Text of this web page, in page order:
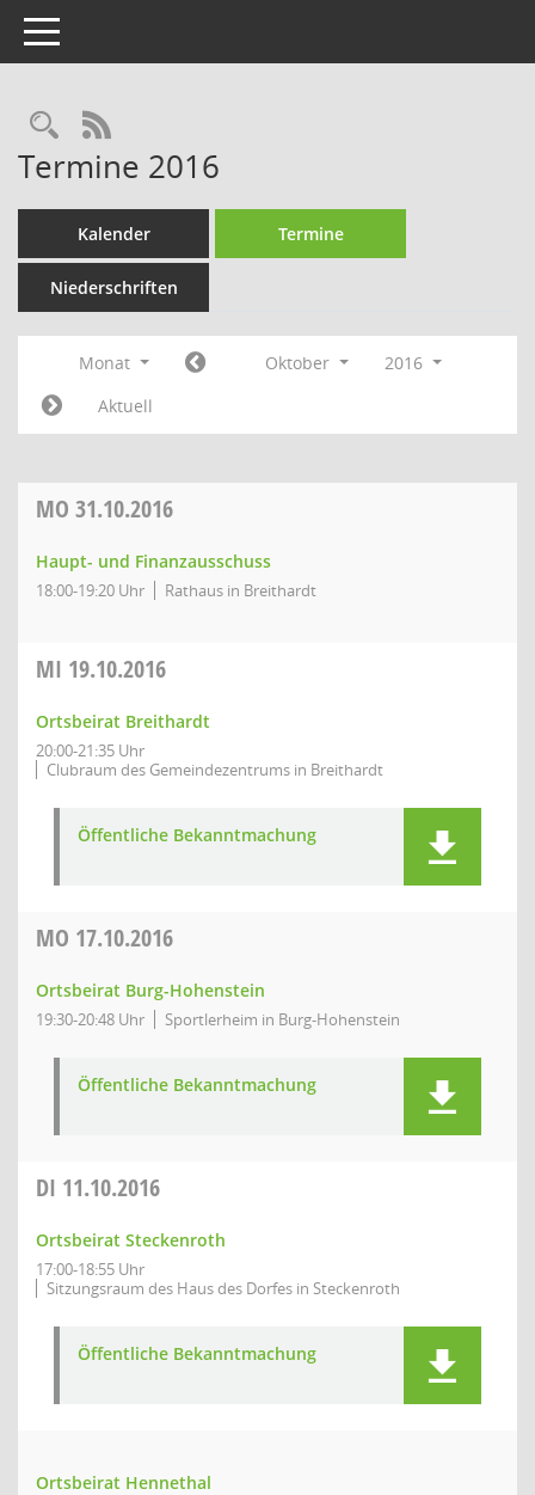
Toggle navigation
Rechercheauswahl
RSS-Feed
Termine 2016
Kalender Termine
Niederschriften
Monat Oktober
2016
Aktuell
MO 31.10.2016
Haupt- und Finanzausschuss
18:00-19:20 Uhr Rathaus in Breithardt
MI 19.10.2016
Ortsbeirat Breithardt
20:00-21:35 Uhr
Clubraum des Gemeindezentrums in Breithardt
Öffentliche Bekanntmachung
MO 17.10.2016
Ortsbeirat Burg-Hohenstein
19:30-20:48 Uhr Sportlerheim in Burg-Hohenstein
Öffentliche Bekanntmachung
DI 11.10.2016
Ortsbeirat Steckenroth
17:00-18:55 Uhr
Sitzungsraum des Haus des Dorfes in Steckenroth
Öffentliche Bekanntmachung
Ortsbeirat Hennethal